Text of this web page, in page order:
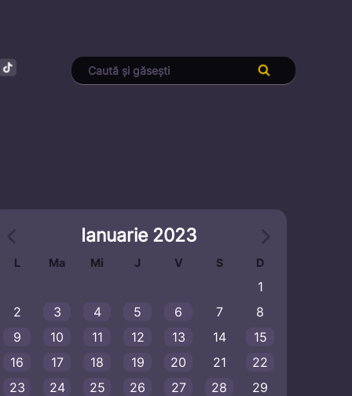
Ianuarie 2023
L Ma Mi J V S D
1
2
3 4 5 6 7
8
9
10 11 12 13 14
15
16
17 18 19 20 21
22
23
24 25 26 27 28
29